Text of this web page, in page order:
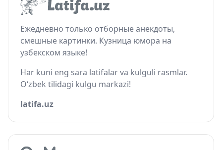
Ежедневно только отборные анекдоты,
смешные картинки. Кузница юмора на
узбекском языке!
Har kuni eng sara latifalar va kulguli rasmlar.
O‘zbek tilidagi kulgu markazi!
latifa.uz